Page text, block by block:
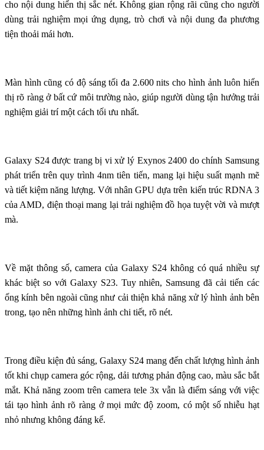
cho nội dung hiển thị sắc nét. Không gian rộng rãi cũng cho người
dùng trải nghiệm mọi ứng dụng, trò chơi và nội dung đa phương
tiện thoải mái hơn.
Màn hình cũng có độ sáng tối đa 2.600 nits cho hình ảnh luôn hiển
thị rõ ràng ở bất cứ môi trường nào, giúp người dùng tận hưởng trải
nghiệm giải trí một cách tối ưu nhất.
Galaxy S24 được trang bị vi xử lý Exynos 2400 do chính Samsung
phát triển trên quy trình 4nm tiên tiến, mang lại hiệu suất mạnh mẽ
và tiết kiệm năng lượng. Với nhân GPU dựa trên kiến trúc RDNA 3
của AMD, điện thoại mang lại trải nghiệm đồ họa tuyệt vời và mượt
mà.
Về mặt thông số, camera của Galaxy S24 không có quá nhiều sự
khác biệt so với Galaxy S23. Tuy nhiên, Samsung đã cải tiến các
ống kính bên ngoài cũng như cải thiện khả năng xử lý hình ảnh bên
trong, tạo nên những hình ảnh chi tiết, rõ nét.
Trong điều kiện đủ sáng, Galaxy S24 mang đến chất lượng hình ảnh
tốt khi chụp camera góc rộng, dải tương phản động cao, màu sắc bắt
mắt. Khả năng zoom trên camera tele 3x vẫn là điểm sáng với việc
tái tạo hình ảnh rõ ràng ở mọi mức độ zoom, có một số nhiễu hạt
nhỏ nhưng không đáng kể.